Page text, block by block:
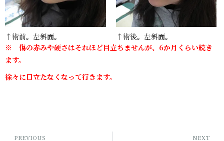
↑術前。左斜面。
↑術後。左斜面。
※ 傷の赤みや硬さはそれほど目立ちませんが、6か月くらい続き
ます。
徐々に目立たなくなって行きます。
PREVIOUS NEXT